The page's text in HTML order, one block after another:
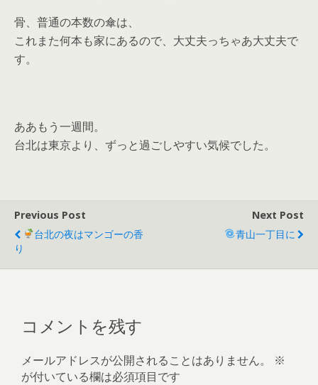
骨、普通の本数の傘は、
これまた何本も家にあるので、大丈夫っちゃあ大丈夫で
す。
ああもう一週間。
台北は東京より、ずっと過ごしやすい気候でした。
Previous Post
台北の夜はマンゴーの香
り
Next Post
青山一丁目に
コメントを残す
メールアドレスが公開されることはありません。
※
が付いている欄は必須項目です